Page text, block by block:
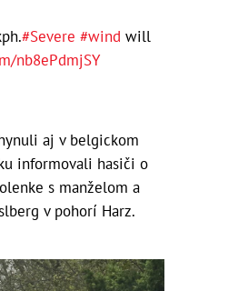
#Severe #wind will
nb8ePdmjSY
aj v belgickom
informovali hasiči o
s manželom a
v pohorí Harz.